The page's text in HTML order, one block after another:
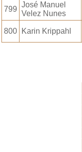
799
José Manuel
Velez Nunes
800 Karin Krippahl